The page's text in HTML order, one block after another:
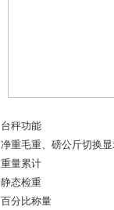
台秤功能
净重毛重、磅公斤切换
重量累计
静态检重
百分比称量